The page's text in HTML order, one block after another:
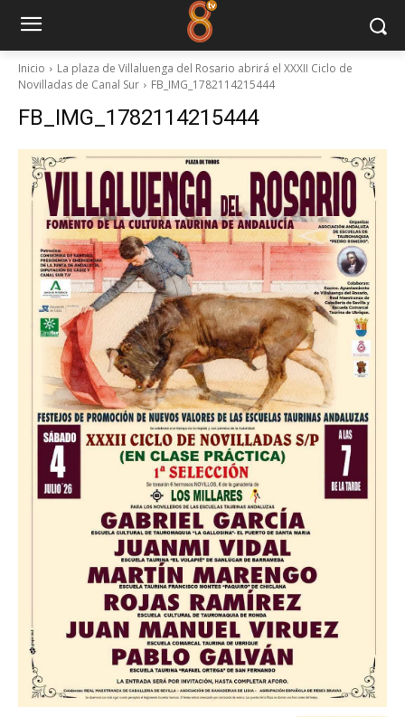
Inicio
La plaza de Villaluenga del Rosario abrirá el XXXII Ciclo de
Novilladas de Canal Sur
FB_IMG_1782114215444
FB_IMG_1782114215444